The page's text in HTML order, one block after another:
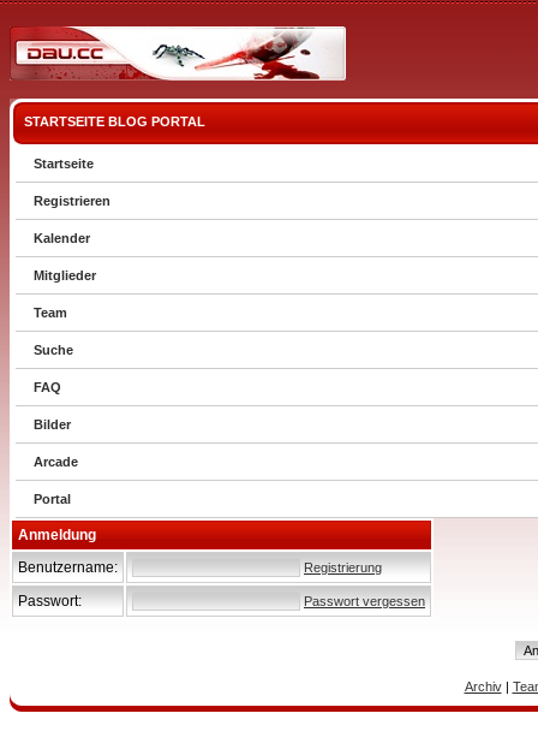
STARTSEITE BLOG PORTAL
Startseite
Registrieren
Kalender
Mitglieder
Team
Suche
FAQ
Bilder
Arcade
Portal
Anmeldung
Benutzername:
Registrierung
Passwort: Passwort vergessen
Archiv|